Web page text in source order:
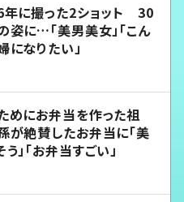
年に撮った2ショット 30
姿に…「美男美女」「こん
になりたい」
めにお弁当を作った祖
絶賛したお弁当に「美
」「お弁当すごい」